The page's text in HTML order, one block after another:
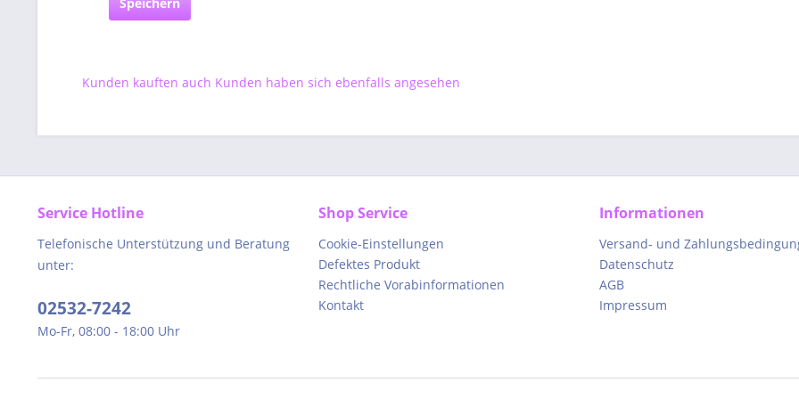
Kunden kauften auch Kunden haben sich ebenfalls angesehen
Service Hotline
Telefonische Unterstützung und Beratung
unter:
02532-7242
Mo-Fr, 08:00 - 18:00 Uhr
Shop Service
Cookie-Einstellungen
Defektes Produkt
Rechtliche Vorabinformationen
Kontakt
Informationen
Versand- und
Datenschutz
AGB
Impressum